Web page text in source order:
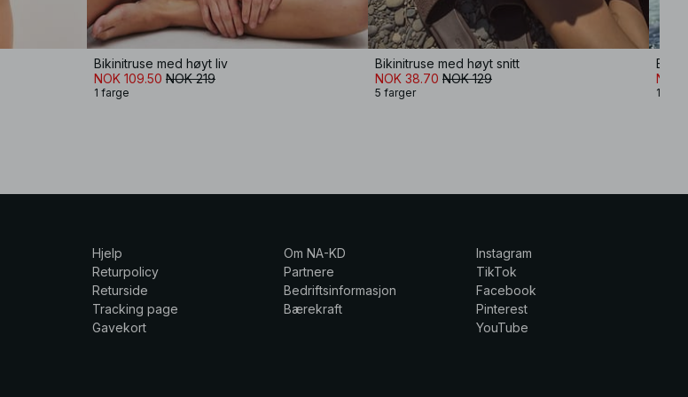
Bikinitruse med høyt liv
NOK 109.50 NOK 219
1 farge
Bikinitruse med høyt snitt
NOK 38.70 NOK 129
5 farger
NOK
1
Hjelp
Returpolicy
Returside
Tracking page
Gavekort
Om NA-KD
Partnere
Bedriftsinformasjon
Bærekraft
Instagram
TikTok
Facebook
Pinterest
YouTube